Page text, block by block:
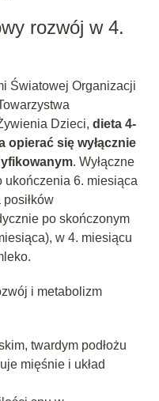
rozwój w 4.
Światowej Organizacji
Dzieci, dieta 4-
opierać się wyłącznie
. Wyłączne
ukończenia 6. miesiąca
po skończonym
w 4. miesiącu
i metabolizm
twardym podłożu
mięśnie i układ